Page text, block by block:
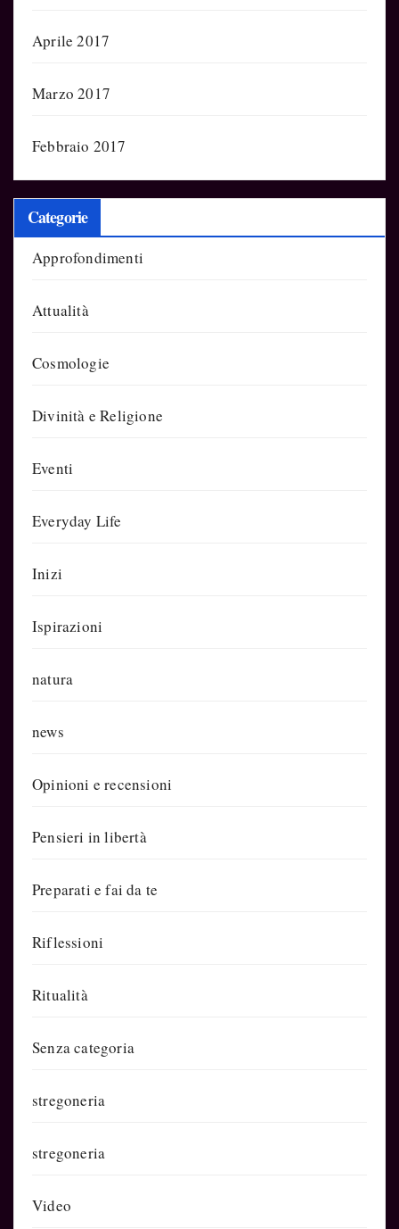
Aprile 2017
Marzo 2017
Febbraio 2017
Categorie
Approfondimenti
Attualità
Cosmologie
Divinità e Religione
Eventi
Everyday Life
Inizi
Ispirazioni
natura
news
Opinioni e recensioni
Pensieri in libertà
Preparati e fai da te
Riflessioni
Ritualità
Senza categoria
stregoneria
stregoneria
Video